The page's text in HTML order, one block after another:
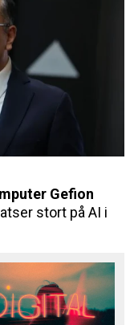
Gefion
stort på AI i